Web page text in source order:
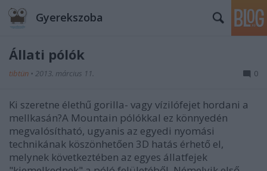
Gyerekszoba
Állati pólók
tibtün • 2013. március 11. 0
Ki szeretne élethű gorilla- vagy vízilófejet hordani a
mellkasán?A Mountain pólókkal ez könnyedén
megvalósítható, ugyanis az egyedi nyomási
technikának köszönhetően 3D hatás érhető el,
melynek következtében az egyes állatfejek